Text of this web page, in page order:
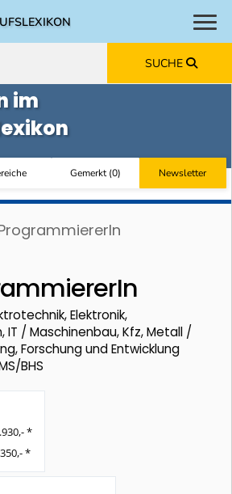
SUCHE
im
Gemerkt(0) Newsletter
Elektronik,
IT / Maschinenbau, Kfz, Metall /
Forschung und Entwicklung
BHS
*
*